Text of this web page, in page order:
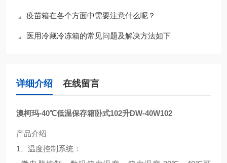
疫苗箱在各个方面中需要注意什么呢？
医用冷藏冷冻箱的常见问题及解决方法如下
详细介绍 在线留言
澳柯玛-40℃低温保存箱卧式102升DW-40W102
产品介绍
1、温度控制系统：